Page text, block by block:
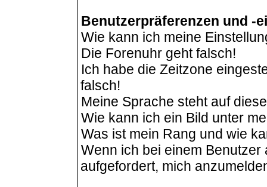
Benutzerpräferenzen und -
Wie kann ich meine
Die Forenuhr geht falsch!
Ich habe die Zeitzone
falsch!
Meine Sprache steht auf
Wie kann ich ein Bild unter
Was ist mein Rang und wie
Wenn ich bei einem
aufgefordert, mich